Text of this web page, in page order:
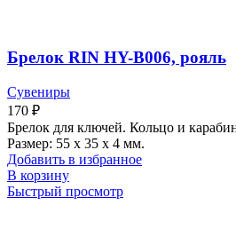
Брелок RIN HY-B006, рояль
Сувениры
170 ₽
Брелок для ключей. Кольцо и
Размер: 55 х 35 х 4 мм.
Добавить в избранное
В корзину
Быстрый просмотр